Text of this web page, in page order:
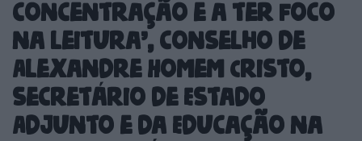
concentração e a ter foco
na leitura’, conselho de
Alexandre Homem Cristo,
secretário de Estado
Adjunto e da Educação na